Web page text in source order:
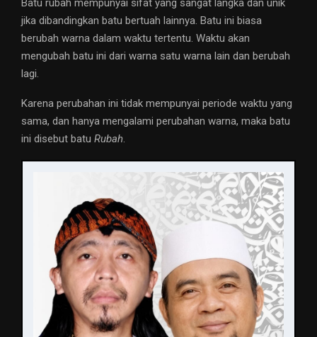
Batu rubah mempunyai sifat yang sangat langka dan unik
jika dibandingkan batu bertuah lainnya. Batu ini biasa
berubah warna dalam waktu tertentu. Waktu akan
mengubah batu ini dari warna satu warna lain dan berubah
lagi.
Karena perubahan ini tidak mempunyai periode waktu yang
sama, dan hanya mengalami perubahan warna, maka batu
ini disebut batu Rubah.